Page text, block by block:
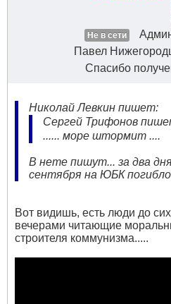
Не в сети
Павел
Спасибо
Николай Левкин пишет:
Сергей Трифонов
...... море штормит ....
В нете пишут... за два
сентября на ЮБК погибло
Вот видишь, есть люди до
вечерами читающие
строителя коммунизма.....